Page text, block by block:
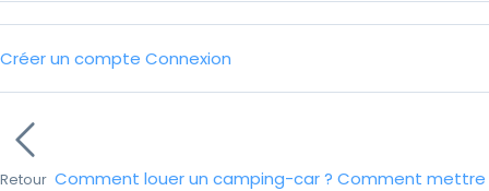
Créer un compte Connexion
Retour Comment louer un camping-car ? Comment mettre